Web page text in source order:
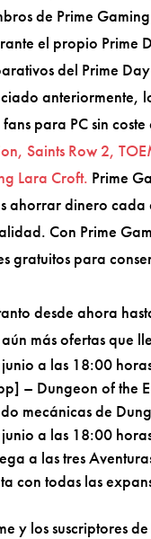
de Prime
el propio Prime
del Prime
anteriormente,
para PC sin
Saints Row 2,
Lara Croft. Prime
ahorrar dinero
Con Prime
gratuitos para
desde ahora
más ofertas que
a las 18:00
– Dungeon of the
mecánicas de
a las 18:00
a las tres
con todas las
y los suscriptores